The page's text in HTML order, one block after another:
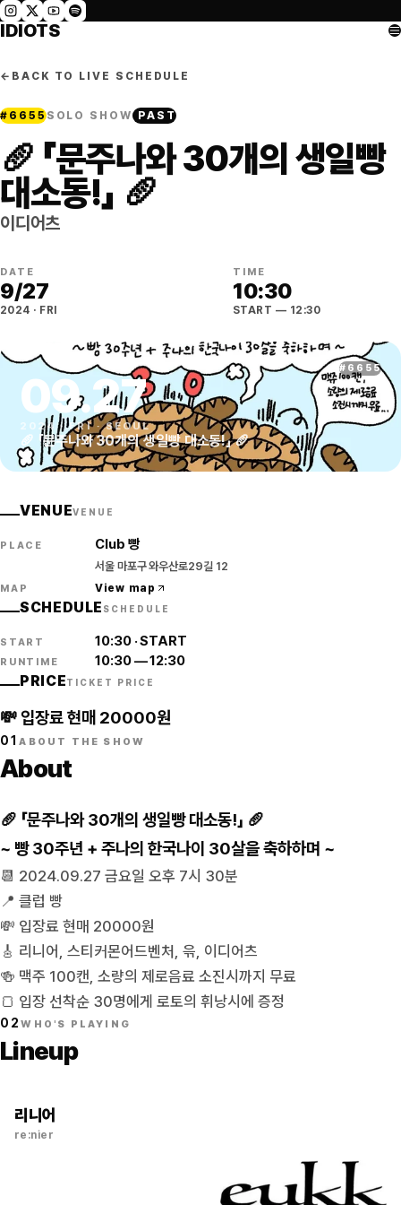
IDIOTS
← BACK TO LIVE SCHEDULE
# 6655SOLO SHOW PAST
🥖 「문주나와 30개의 생일빵
대소동!」 🥖
이디어츠
DATE
9/27
2024 · FRI
TIME
10:30
START — 12:30
# 6655
09.27
2024 ·FRI·SEOUL
🥖 「문주나와 30개의 생일빵 대소동!」 🥖
VENUEVENUE
PLACE Club 빵
서울 마포구 와우산로29길 12
MAP View map
SCHEDULE SCHEDULE
START 10:30·START
RUNTIME 10:30—12:30
PRICETICKET PRICE
💸 입장료 현매 20000원
01ABOUT THE SHOW
About
🥖 「문주나와 30개의 생일빵 대소동!」 🥖
~ 빵 30주년 + 주나의 한국나이 30살을 축하하며 ~
📆 2024.09.27 금요일 오후 7시 30분
📍 클럽 빵
💸 입장료 현매 20000원
🎸 리니어, 스티커몬어드벤처, 윾, 이디어츠
🍻 맥주 100캔, 소량의 제로음료 소진시까지 무료
🍞 입장 선착순 30명에게 로토의 휘낭시에 증정
02WHO'S PLAYING
Lineup
리니어
re:nier